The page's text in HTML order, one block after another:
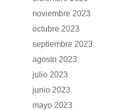
noviembre 2023
octubre 2023
septiembre 2023
agosto 2023
julio 2023
junio 2023
mayo 2023